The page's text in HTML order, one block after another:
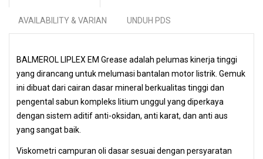
AVAILABILITY & VARIAN UNDUH PDS
BALMEROL LIPLEX EM Grease adalah pelumas kinerja tinggi
yang dirancang untuk melumasi bantalan motor listrik. Gemuk
ini dibuat dari cairan dasar mineral berkualitas tinggi dan
pengental sabun kompleks litium unggul yang diperkaya
dengan sistem aditif anti-oksidan, anti karat, dan anti aus
yang sangat baik.
Viskometri campuran oli dasar sesuai dengan persyaratan